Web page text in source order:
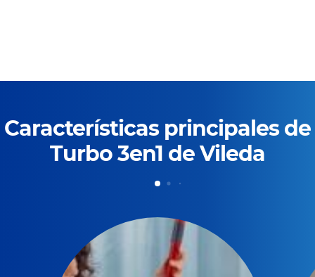
Características principales de
Turbo 3en1 de Vileda